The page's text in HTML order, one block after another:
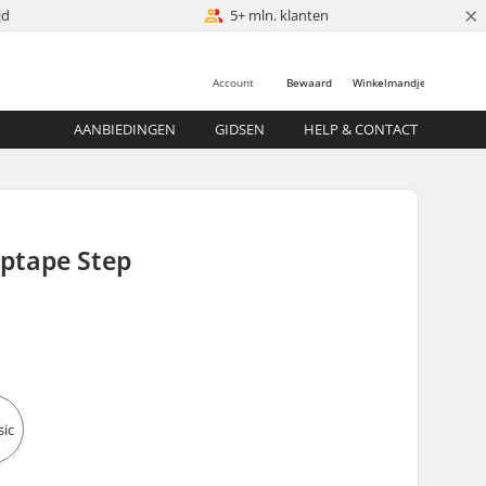
5+ mln. klanten ×
Winkelmandje
Bewaard
Account
AANBIEDINGEN GIDSEN HELP & CONTACT
Step